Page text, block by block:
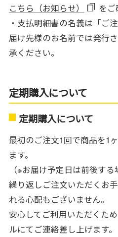
こちら（お知らせ）
をご
・支払明細書の名義は「ご
届け先様のお名前では発行
承ください。
定期購入について
定期購入について
最初のご注文1回で商品を1
ます。
（※お届け予定日は前後する
繰り返しご注文いただくお
れる心配もございません。
安心してご利用いただくた
ルにてご連絡差し上げます。